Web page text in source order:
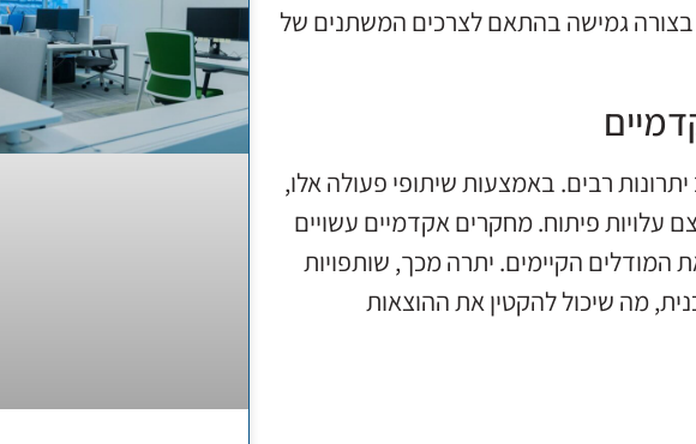
בצורה גמישה בהתאם לצרכים המשתנים של
רבים. באמצעות שיתופי פעולה אלו,
עלויות פיתוח. מחקרים אקדמיים עשויים
המודלים הקיימים. יתרה מכך, שותפויות
מה שיכול להקטין את ההוצאות